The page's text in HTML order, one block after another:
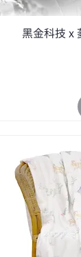
黑金科技 x